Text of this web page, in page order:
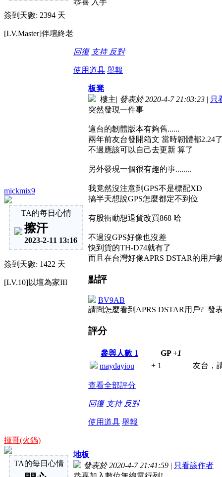
簽到天數: 2394 天
[LV.Master]伴壇終老
回復 支持 反對
使用道具 舉報
mickmix9
TA的每日心情
擦汗
2023-2-11 13:16
簽到天數: 1422 天
[LV.10]以壇為家III
板凳
樓主| 發表於 2020-4-7 21:03:23 | 只
突然發現一件事
這台的韌體版本有夠舊......
兩年前友台發開箱文 當時韌體都2.24
不過應該可以自己去更新 算了
另外發現一個很有趣的事........
我竟然沒注意到GPS不是標配XD
搞半天想說GPS怎麼都定不到位
有股衝動想退貨改買868 哈
不過沒GPS好像也沒差
快到貨的TH-D74就有了
而且在台灣好像APRS DSTAR的用戶
點評
BV9AB
請問怎麼看到APRS DSTAR用戶? 發
評分
參與人數 1 GP +1
maydayiou
+ 1 友台，
查看全部評分
回復 支持 反對
使用道具 舉報
揮哥(火鍋)
TA的每日心情
地板
發表於 2020-4-7 21:41:59 | 只看該作者